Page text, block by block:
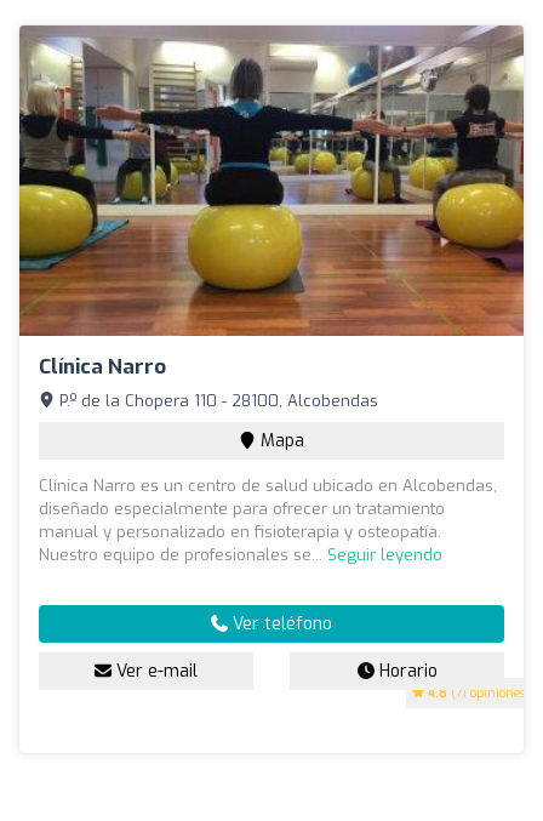
Clínica Narro
4.8 (71 opiniones)
P.º de la Chopera 110 - 28100, Alcobendas
Mapa
Clínica Narro es un centro de salud ubicado en Alcobendas,
diseñado especialmente para ofrecer un tratamiento
manual y personalizado en fisioterapia y osteopatía.
Nuestro equipo de profesionales se... Seguir leyendo
Ver teléfono
Ver e-mail Horario